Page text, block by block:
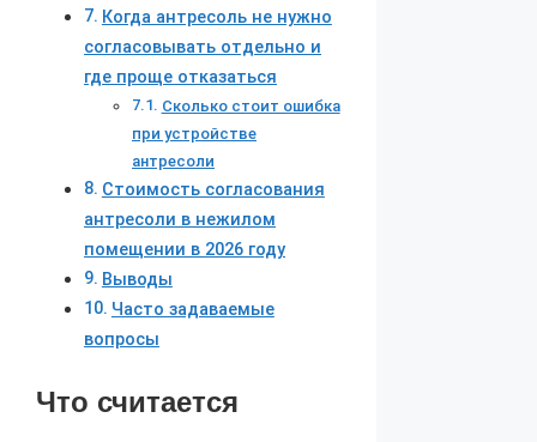
Когда антресоль не нужно
согласовывать отдельно и
где проще отказаться
Сколько стоит ошибка
при устройстве
антресоли
Стоимость согласования
антресоли в нежилом
помещении в 2026 году
Выводы
Часто задаваемые
вопросы
Что считается